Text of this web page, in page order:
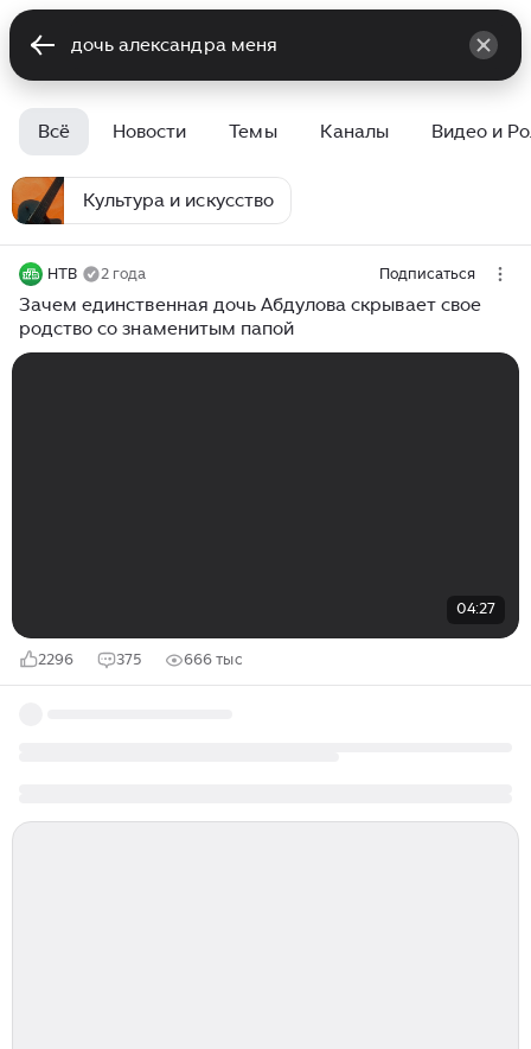
Всё Новости Темы Каналы Видео и
Культура и искусство
НТВ 2 года Подписаться
Зачем единственная дочь Абдулова скрывает свое
родство со знаменитым папой
04:27
2296 375 666 тыс